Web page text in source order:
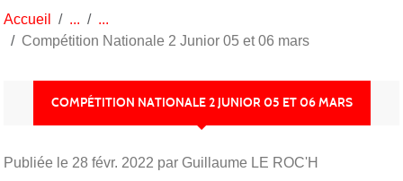
Accueil
Compétition Nationale 2 Junior 05 et 06 mars
COMPÉTITION NATIONALE 2 JUNIOR 05 ET 06 MARS
Publiée le 28 févr. 2022 par Guillaume LE ROC'H